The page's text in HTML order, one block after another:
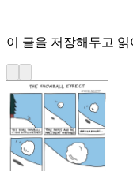
이 글을 저장해두고